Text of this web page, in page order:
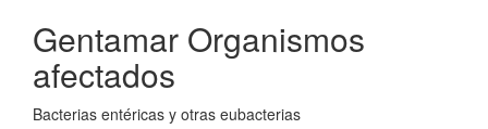
Gentamar Organismos
afectados
Bacterias entéricas y otras eubacterias